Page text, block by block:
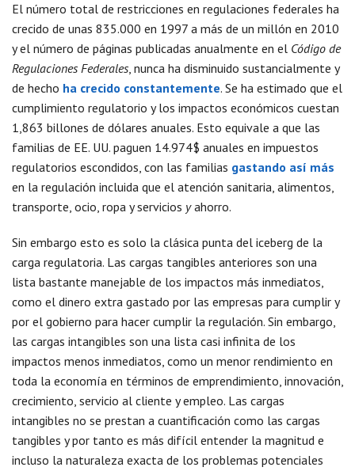
El número total de restricciones en regulaciones federales ha
crecido de unas 835.000 en 1997 a más de un millón en 2010
y el número de páginas publicadas anualmente en el Código de
Regulaciones Federales, nunca ha disminuido sustancialmente y
de hecho ha crecido constantemente. Se ha estimado que el
cumplimiento regulatorio y los impactos económicos cuestan
1,863 billones de dólares anuales. Esto equivale a que las
familias de EE. UU. paguen 14.974$ anuales en impuestos
regulatorios escondidos, con las familias gastando así más
en la regulación incluida que el atención sanitaria, alimentos,
transporte, ocio, ropa y servicios yahorro.
Sin embargo esto es solo la clásica punta del iceberg de la
carga regulatoria. Las cargas tangibles anteriores son una
lista bastante manejable de los impactos más inmediatos,
como el dinero extra gastado por las empresas para cumplir y
por el gobierno para hacer cumplir la regulación. Sin embargo,
las cargas intangibles son una lista casi infinita de los
impactos menos inmediatos, como un menor rendimiento en
toda la economía en términos de emprendimiento, innovación,
crecimiento, servicio al cliente y empleo. Las cargas
intangibles no se prestan a cuantificación como las cargas
tangibles y por tanto es más difícil entender la magnitud e
incluso la naturaleza exacta de los problemas potenciales